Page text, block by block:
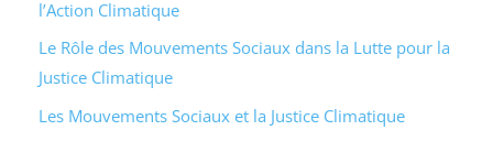
l’Action Climatique
Le Rôle des Mouvements Sociaux dans la Lutte pour la
Justice Climatique
Les Mouvements Sociaux et la Justice Climatique